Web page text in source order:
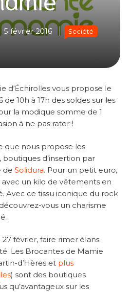
5 février 2016 Société
d’Échirolles vous propose le
de 10h à 17h des soldes sur les
la modique somme de 1
à ne pas rater !
que nous propose les
d’insertion par
de Solidura. Pour un petit euro,
un kilo de vêtements en
Avec ce tissu iconique du rock
vous un charisme
27 février, faire rimer élans
Les Brocantes de Mamie
d’Hères et plus
) sont des boutiques
qu’avantageux sur les